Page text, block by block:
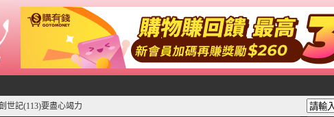
世記(113)要盡心竭力